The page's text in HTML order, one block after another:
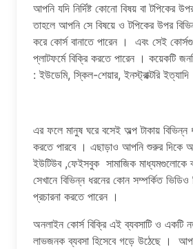
আপনি যদি নির্দিষ্ট কোনো বিষয় বা টপিকের
তাহলে আপনি সে বিষয়ে ও টপিকের উপর
করে কোর্স বানাতে পারেন । এবং সেই
প্লাটফর্মে বিক্রি করতে পারেন । কয়েকটি
: ইউডেমি, স্কিল-শেয়ার, ইনস্ট্রাক্টরি ইত্যাদি
এর ফলে মানুষ ঘরে বসেই অল্প টাকায় বিভিন্ন
করতে পারবে । এছাড়াও আপনি শুরুর দিকে
ইউটিউব ,ফেইসবুক সামাজিক মাধ্যমগুলোকে
সেখানে বিভিন্ন ধরনের কোন সম্পর্কিত
প্রচারনা করতে পারেন ।
অনলাইন কোর্স বিক্রি এই ব্যবসাটি ও একটি
লাভজনক ব্যবসা হিসেবে গড়ে উঠেছে ।